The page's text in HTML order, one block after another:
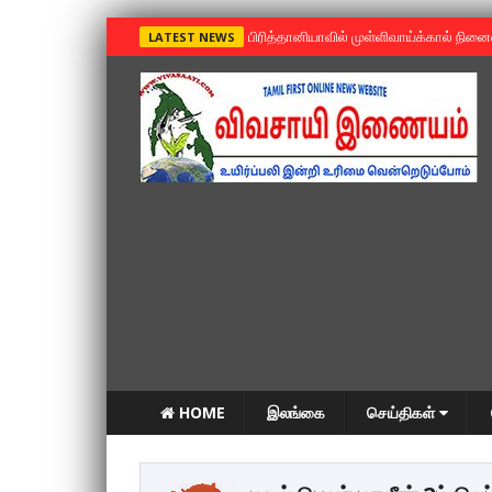
LATEST NEWS »பிரித்தானியாவில் முள்ளிவாய்க்கால்
HOME இலங்கை செய்திகள்